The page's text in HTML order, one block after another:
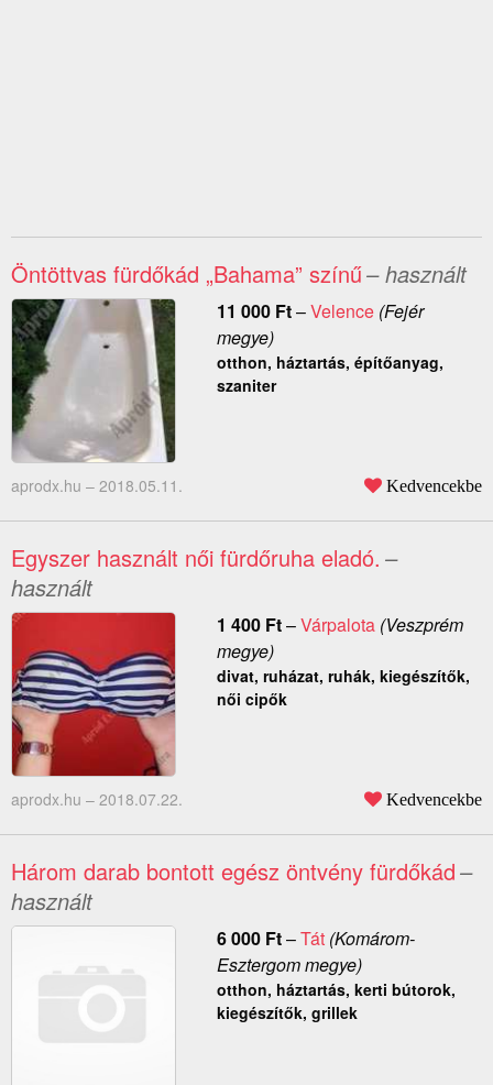
Öntöttvas fürdőkád „Bahama” színű– használt
11 000 Ft–Velence(Fejér
megye)
otthon, háztartás, építőanyag,
szaniter
aprodx.hu – 2018.05.11. Kedvencekbe
Egyszer használt női fürdőruha eladó. –
használt
1 400 Ft–Várpalota(Veszprém
megye)
divat, ruházat, ruhák, kiegészítők,
női cipők
aprodx.hu – 2018.07.22. Kedvencekbe
Három darab bontott egész öntvény fürdőkád–
használt
6 000 Ft–Tát(Komárom-
Esztergom megye)
otthon, háztartás, kerti bútorok,
kiegészítők, grillek